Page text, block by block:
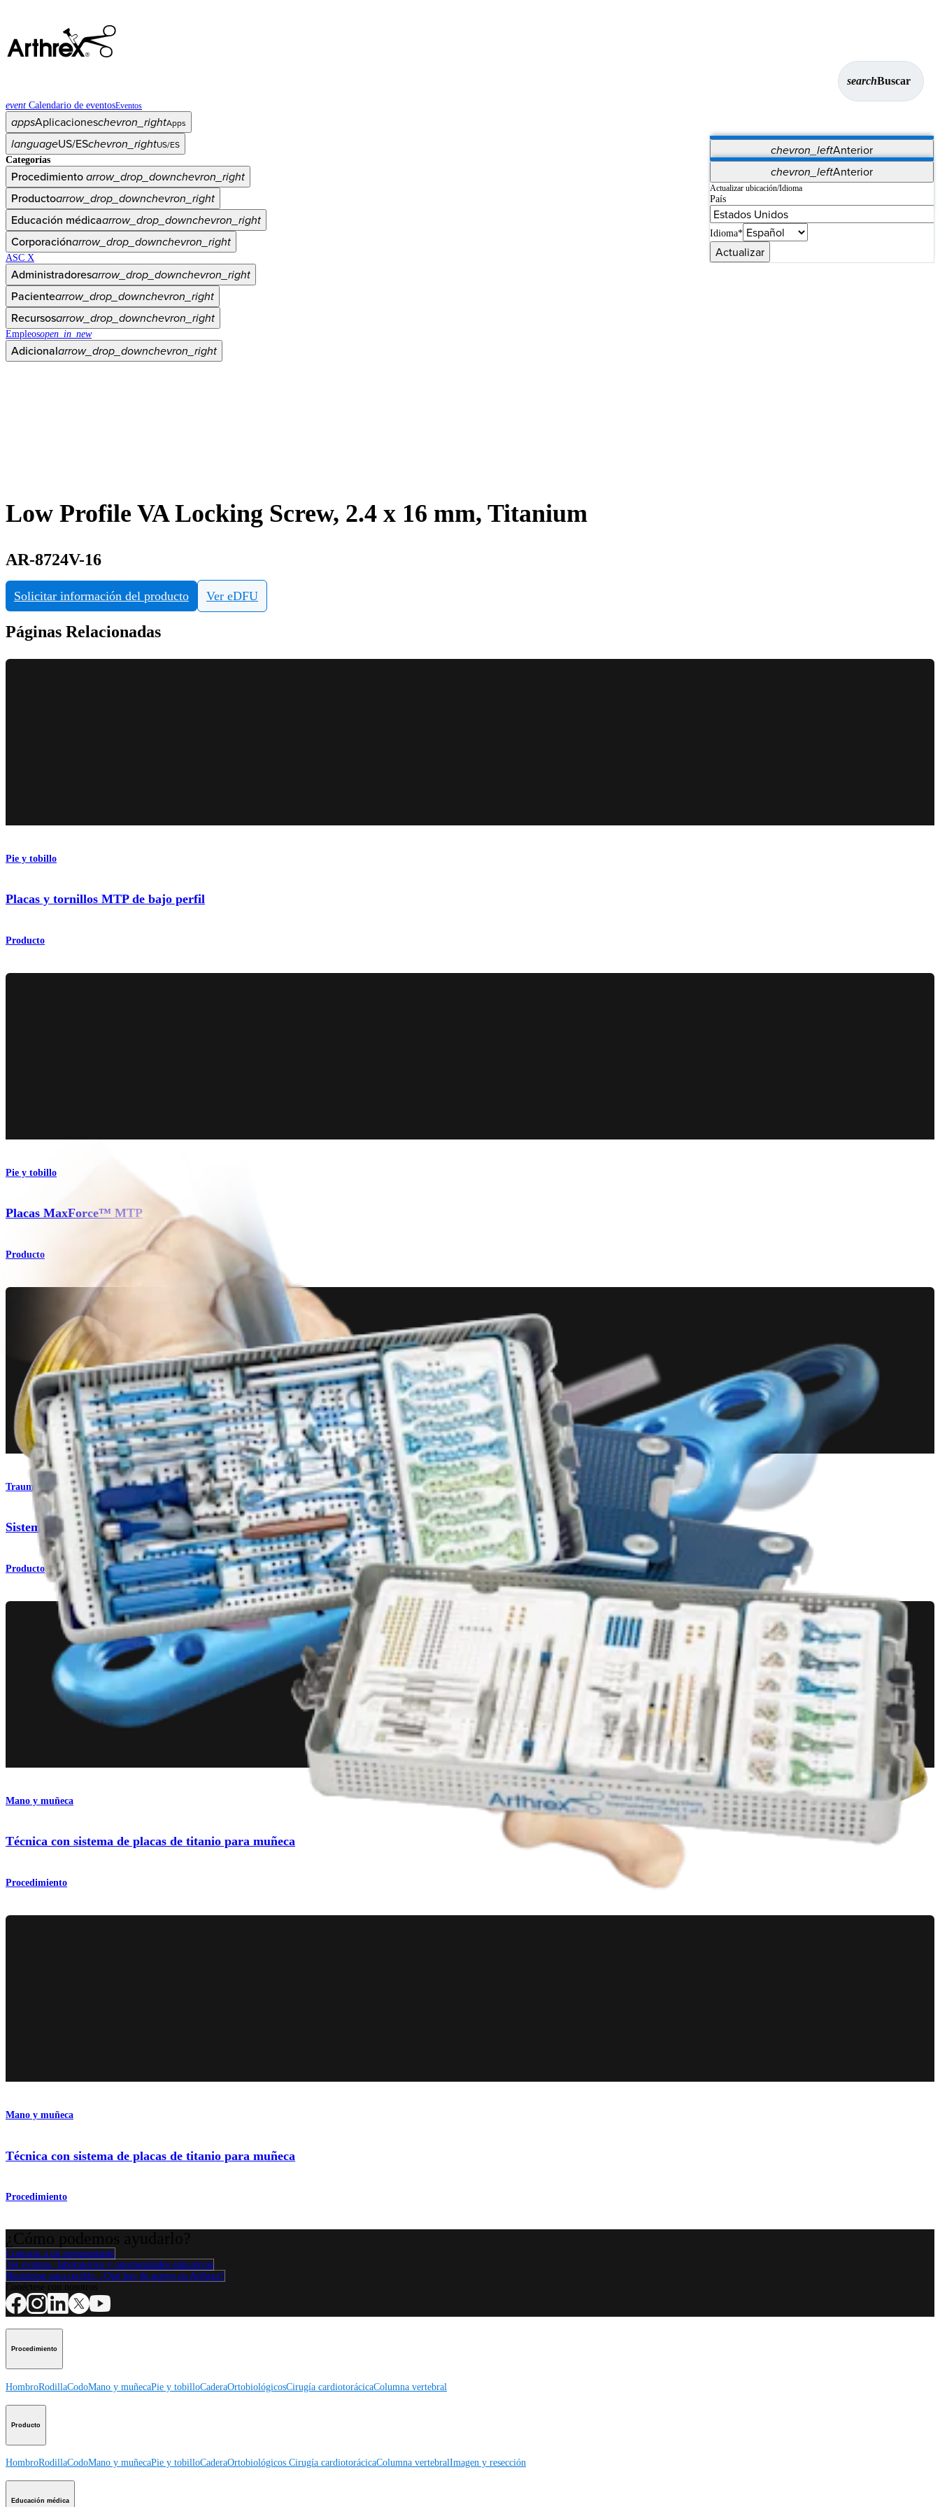
searchBuscar
event Calendario de eventosEventos
appsAplicacioneschevron_rightApps
chevron_leftAnterior
Vet Systems OrthoPedia Patient
Supplier Portal
Synergy Imaging & Resection
languageUS/ESchevron_rightUS/ES
chevron_leftAnterior
Actualizar ubicación/Idioma
País
Idioma*
Actualizar
Categorías
Procedimientoarrow_drop_downchevron_right
Productoarrow_drop_downchevron_right
Educación médicaarrow_drop_downchevron_right
Corporaciónarrow_drop_downchevron_right
ASC X
Administradoresarrow_drop_downchevron_right
Pacientearrow_drop_downchevron_right
Recursosarrow_drop_downchevron_right
Empleosopen_in_new
Adicionalarrow_drop_downchevron_right
Low Profile VA Locking Screw, 2.4 x 16 mm, Titanium
AR-8724V-16
Solicitar información del producto Ver eDFU
Páginas Relacionadas
Pie y tobillo
Placas y tornillos MTP de bajo perfil
Producto
Pie y tobillo
Placas MaxForce™ MTP
Producto
Traumatismo - Extremidades superiores
Sistema de placas de titanio para muñeca
Producto
Mano y muñeca
Técnica con sistema de placas de titanio para muñeca
Procedimiento
Mano y muñeca
Técnica con sistema de placas de titanio para muñeca
Procedimiento
Contacte a un representante
Ver eventos, laboratorios y oportunidades educativas
Regístrese para recibir: ¿Qué hay de nuevo en Arthrex?
Procedimiento
HombroRodillaCodoMano y muñecaPie y tobilloCaderaOrtobiológicosCirugía cardiotorácicaColumna vertebral
Producto
HombroRodillaCodoMano y muñecaPie y tobilloCaderaOrtobiológicos Cirugía cardiotorácicaColumna vertebralImagen y resección
Educación médica